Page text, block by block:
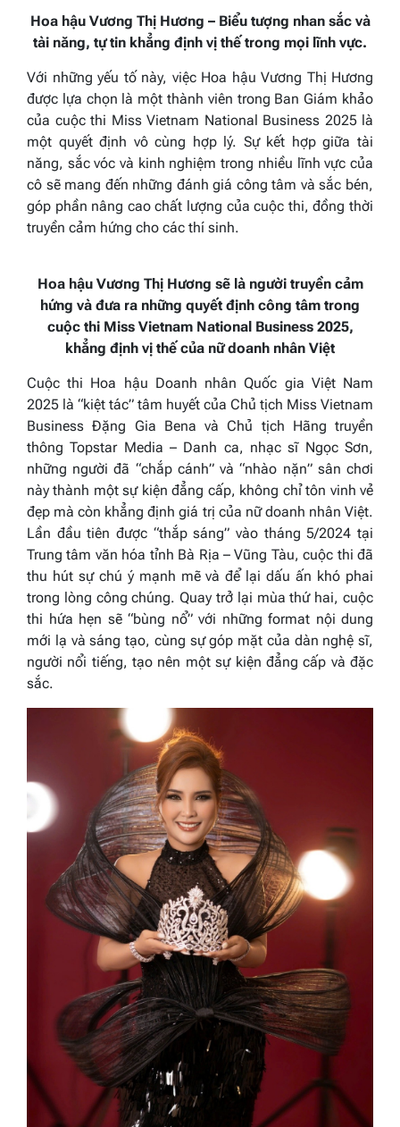
Hoa hậu Vương Thị Hương – Biểu tượng nhan sắc và
tài năng, tự tin khẳng định vị thế trong mọi lĩnh vực.
Với những yếu tố này, việc Hoa hậu Vương Thị Hương
được lựa chọn là một thành viên trong Ban Giám khảo
của cuộc thi Miss Vietnam National Business 2025 là
một quyết định vô cùng hợp lý. Sự kết hợp giữa tài
năng, sắc vóc và kinh nghiệm trong nhiều lĩnh vực của
cô sẽ mang đến những đánh giá công tâm và sắc bén,
góp phần nâng cao chất lượng của cuộc thi, đồng thời
truyền cảm hứng cho các thí sinh.
Hoa hậu Vương Thị Hương sẽ là người truyền cảm
hứng và đưa ra những quyết định công tâm trong
cuộc thi Miss Vietnam National Business 2025,
khẳng định vị thế của nữ doanh nhân Việt
Cuộc thi Hoa hậu Doanh nhân Quốc gia Việt Nam
2025 là “kiệt tác” tâm huyết của Chủ tịch Miss Vietnam
Business Đặng Gia Bena và Chủ tịch Hãng truyền
thông Topstar Media – Danh ca, nhạc sĩ Ngọc Sơn,
những người đã “chắp cánh” và “nhào nặn” sân chơi
này thành một sự kiện đẳng cấp, không chỉ tôn vinh vẻ
đẹp mà còn khẳng định giá trị của nữ doanh nhân Việt.
Lần đầu tiên được “thắp sáng” vào tháng 5/2024 tại
Trung tâm văn hóa tỉnh Bà Rịa – Vũng Tàu, cuộc thi đã
thu hút sự chú ý mạnh mẽ và để lại dấu ấn khó phai
trong lòng công chúng. Quay trở lại mùa thứ hai, cuộc
thi hứa hẹn sẽ “bùng nổ” với những format nội dung
mới lạ và sáng tạo, cùng sự góp mặt của dàn nghệ sĩ,
người nổi tiếng, tạo nên một sự kiện đẳng cấp và đặc
sắc.